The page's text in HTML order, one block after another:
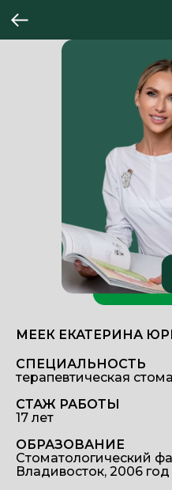
МЕЕК ЕКАТЕРИНА
СПЕЦИАЛЬНОСТЬ
терапевтическая
СТАЖ РАБОТЫ
17 лет
ОБРАЗОВАНИЕ
Стоматологический
Владивосток, 2006 год